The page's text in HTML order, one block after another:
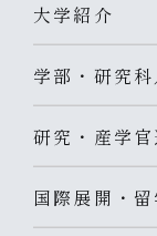
大学紹介
学部・研究
研究・産学官
国際展開・留